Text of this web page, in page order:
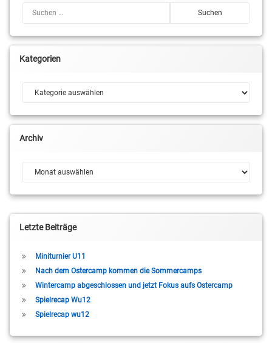
Kategorien
Archiv
Letzte Beiträge
Miniturnier U11
Nach dem Ostercamp kommen die Sommercamps
Wintercamp abgeschlossen und jetzt Fokus aufs Ostercamp
Spielrecap Wu12
Spielrecap wu12